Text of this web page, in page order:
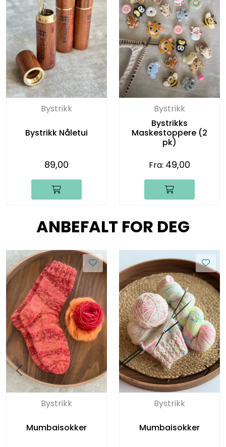
Bystrikk
Bystrikk Nåletui
89,00
Bystrikk
Bystrikks
Maskestoppere (2
pk)
Fra: 49,00
ANBEFALT FOR DEG
Bystrikk
Mumbaisokker
Bystrikk
Mumbaisokker